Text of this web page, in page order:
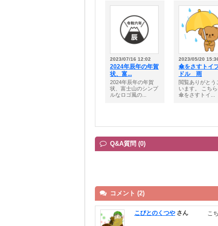
2023/07/16 12:02
2024年辰年の年賀
状、富...
2024年辰年の年賀
状、富士山のシンプ
ルなロゴ風の...
2023/05/20
傘をさすトイ
ドル 雨
閲覧ありがとう
います。 こち
傘をさすトイ...
Q&A質問 (0)
コメント (2)
こびとのくつや さん こ